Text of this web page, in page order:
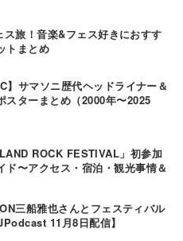
旅！音楽&フェス好きにおすす
トまとめ
】サマソニ歴代ヘッドライナー＆
スターまとめ（2000年〜2025
ROCK FESTIVAL」初参加
ド〜アクセス・宿泊・観光事情＆
三船雅也さんとフェスティバル
11月8日配信】